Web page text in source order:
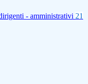
- amministrativi 21